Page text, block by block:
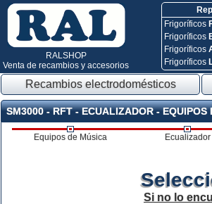
RALSHOP
Venta de recambios y accesorios
Frigoríficos
Frigoríficos
Frigoríficos
Frigoríficos
Recambios electrodomésticos
SM3000 - RFT - ECUALIZADOR - EQUIPOS
Equipos de Música Ecualizador
Si no lo